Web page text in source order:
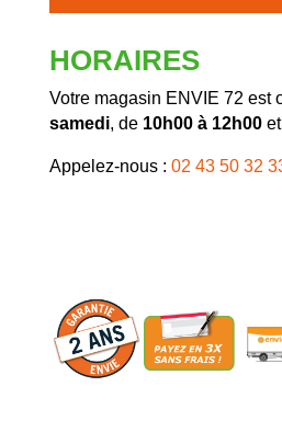
HORAIRES
Votre magasin ENVIE 72 est
samedi, de 10h00 à 12h00et
Appelez-nous : 02 43 50 32